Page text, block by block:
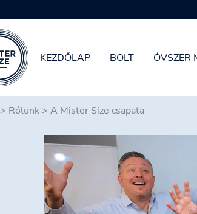
KEZDŐLAP BOLT ÓVSZER
> Rólunk > A Mister Size csapata